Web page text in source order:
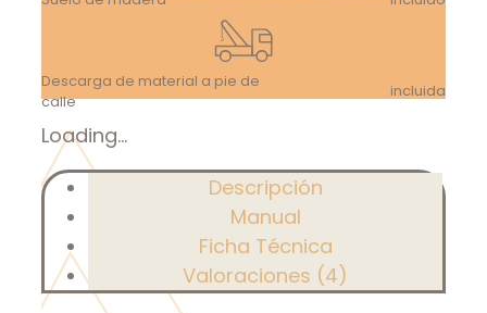
Descarga de material a pie de
calle
incluida
Loading...
Descripción
Manual
Ficha Técnica
Valoraciones (4)